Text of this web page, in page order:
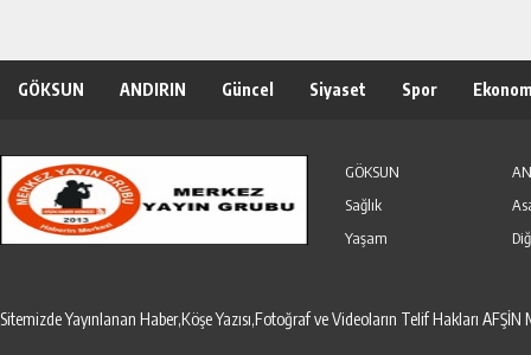
GÖKSUN ANDIRIN Güncel Siyaset Spor
GÖKSUN
Sağlık
Yaşam
Sitemizde Yayınlanan Haber,Köşe Yazısı,Fotoğraf ve Videoların Telif Hakları